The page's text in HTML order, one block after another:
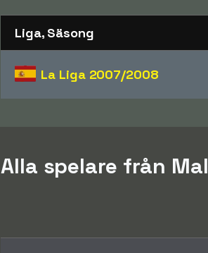
Liga, Säsong
La Liga 2007/2008
Alla spelare från